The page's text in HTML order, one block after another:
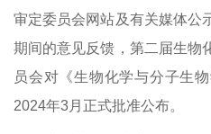
审定委员会网站及有关媒体公
期间的意见反馈，第二届生物
员会对《生物化学与分子生
2024年3月正式批准公布。